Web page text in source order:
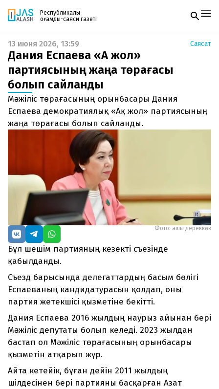
Республикалық
қоғамдық-саяси газеті
Жаңалықтар
Спорт
Live
Руханият
Аймақ
Архив
Заң және тәртіп
Редакциямен байланыс
+7 708 604 51 06
+7 701 220 64 52
zhasalash100@gmail.com
Газетке жазылу
PDF форматтағы газетті ай сайын электронды
поштаңызға алып отырыңыз. Жаңа нөмір
шыққан сәтте сізге бірден жіберіледі. Тек email
енгізіңіз, біз қалғанын өзіміз жібереміз.
13 июня 2026, 13:59 Саясат
Дания Еспаева «Ақ жол»
партиясының жаңа төрағасы
болып сайланды
Мәжіліс төрағасының орынбасары Дания
Еспаева демократиялық «Ақ жол» партиясының
жаңа төрағасы болып сайланды.
Фото: ашық дереккөз
Бұл шешім партияның кезекті съезінде
қабылданды.
Съезд барысында делегаттардың басым бөлігі
Еспаеваның кандидатурасын қолдап, оны
партия жетекшісі қызметіне бекітті.
Дания Еспаева 2016 жылдың наурыз айынан бері
Мәжіліс депутаты болып келеді. 2023 жылдан
бастап ол Мәжіліс төрағасының орынбасары
қызметін атқарып жүр.
Айта кетейік, бұған дейін 2011 жылдың
шілдесінен бері партияны басқарған Азат